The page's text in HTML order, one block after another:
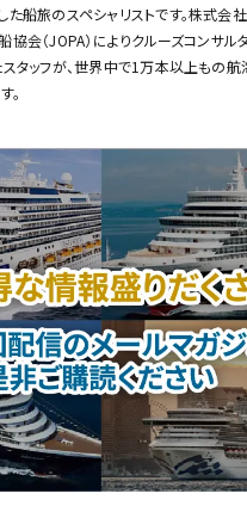
船旅のスペシャリストです。株式会社
会（JOPA）によりクルーズコンサル
タッフが、世界中で1万本以上もの航
。